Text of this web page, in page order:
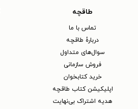
طاقچه
تماس با ما
دربارهٔ طاقچه
سوال‌های متداول
فروش سازمانی
خرید کتابخوان
اپلیکیشن کتاب طاقچه
هدیه اشتراک بی‌نهایت